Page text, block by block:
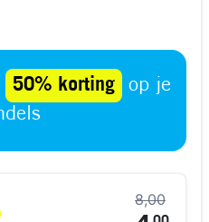
50% korting
op je
8,00